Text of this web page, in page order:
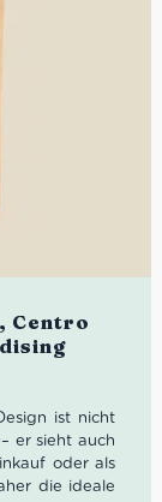
Centro
ist nicht
er sieht auch
oder als
die ideale